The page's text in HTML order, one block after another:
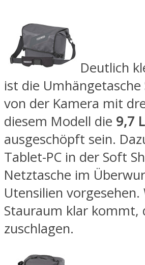
Deutlich
ist die Umhängetasche
von der Kamera mit
diesem Modell die 9,7
ausgeschöpft sein.
Tablet-PC in der Soft
Netztasche im
Utensilien
Stauraum klar kommt,
zuschlagen.